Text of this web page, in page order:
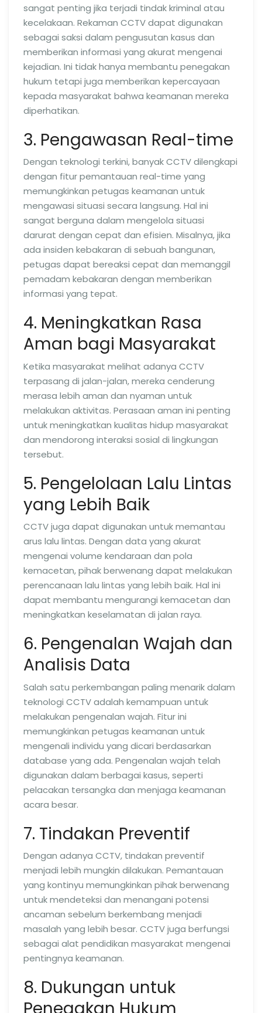
sangat penting jika terjadi tindak kriminal atau
kecelakaan. Rekaman CCTV dapat digunakan
sebagai saksi dalam pengusutan kasus dan
memberikan informasi yang akurat mengenai
kejadian. Ini tidak hanya membantu penegakan
hukum tetapi juga memberikan kepercayaan
kepada masyarakat bahwa keamanan mereka
diperhatikan.
3. Pengawasan Real-time
Dengan teknologi terkini, banyak CCTV dilengkapi
dengan fitur pemantauan real-time yang
memungkinkan petugas keamanan untuk
mengawasi situasi secara langsung. Hal ini
sangat berguna dalam mengelola situasi
darurat dengan cepat dan efisien. Misalnya, jika
ada insiden kebakaran di sebuah bangunan,
petugas dapat bereaksi cepat dan memanggil
pemadam kebakaran dengan memberikan
informasi yang tepat.
4. Meningkatkan Rasa
Aman bagi Masyarakat
Ketika masyarakat melihat adanya CCTV
terpasang di jalan-jalan, mereka cenderung
merasa lebih aman dan nyaman untuk
melakukan aktivitas. Perasaan aman ini penting
untuk meningkatkan kualitas hidup masyarakat
dan mendorong interaksi sosial di lingkungan
tersebut.
5. Pengelolaan Lalu Lintas
yang Lebih Baik
CCTV juga dapat digunakan untuk memantau
arus lalu lintas. Dengan data yang akurat
mengenai volume kendaraan dan pola
kemacetan, pihak berwenang dapat melakukan
perencanaan lalu lintas yang lebih baik. Hal ini
dapat membantu mengurangi kemacetan dan
meningkatkan keselamatan di jalan raya.
6. Pengenalan Wajah dan
Analisis Data
Salah satu perkembangan paling menarik dalam
teknologi CCTV adalah kemampuan untuk
melakukan pengenalan wajah. Fitur ini
memungkinkan petugas keamanan untuk
mengenali individu yang dicari berdasarkan
database yang ada. Pengenalan wajah telah
digunakan dalam berbagai kasus, seperti
pelacakan tersangka dan menjaga keamanan
acara besar.
7. Tindakan Preventif
Dengan adanya CCTV, tindakan preventif
menjadi lebih mungkin dilakukan. Pemantauan
yang kontinyu memungkinkan pihak berwenang
untuk mendeteksi dan menangani potensi
ancaman sebelum berkembang menjadi
masalah yang lebih besar. CCTV juga berfungsi
sebagai alat pendidikan masyarakat mengenai
pentingnya keamanan.
8. Dukungan untuk